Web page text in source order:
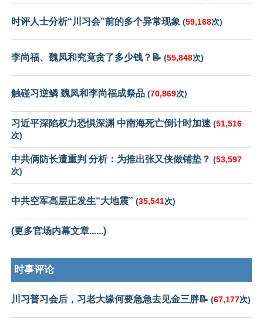
时评人士分析“川习会”前的多个异常现象 (59,168次)
李尚福、魏凤和究竟贪了多少钱？📝 (55,848次)
触碰习逆鳞 魏凤和李尚福成祭品 (70,869次)
习近平深陷权力恐惧深渊 中南海死亡倒计时加速 (51,516
次)
中共俩防长遭重判 分析：为推出张又侠做铺垫？ (53,597
次)
中共空军高层正发生“大地震” (35,541次)
(更多官场内幕文章......)
时事评论
川习普习会后，习老大缘何要急急去见金三胖📝 (67,177次)